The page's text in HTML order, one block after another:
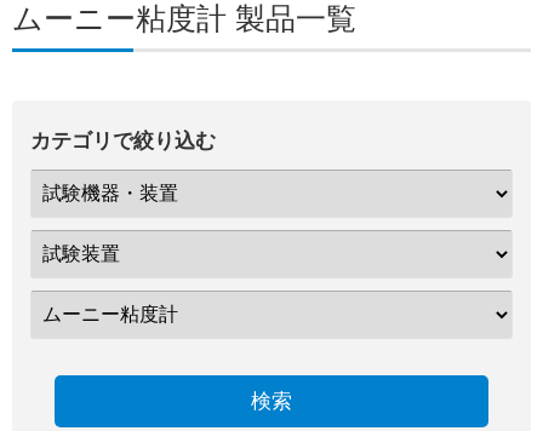
ムーニー粘度計 製品一覧
カテゴリで絞り込む
検索